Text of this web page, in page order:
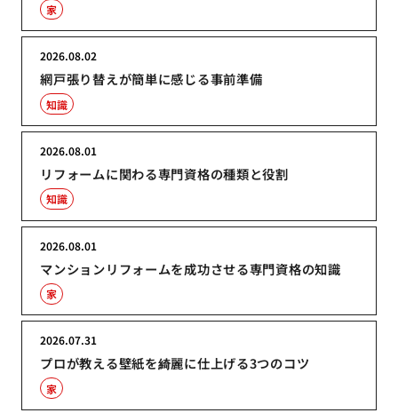
家
網戸張り替えが簡単に感じる事前準備
2026.08.02
知識
リフォームに関わる専門資格の種類と役割
2026.08.01
知識
マンションリフォームを成功させる専門資格の知識
2026.08.01
家
プロが教える壁紙を綺麗に仕上げる3つのコツ
2026.07.31
家